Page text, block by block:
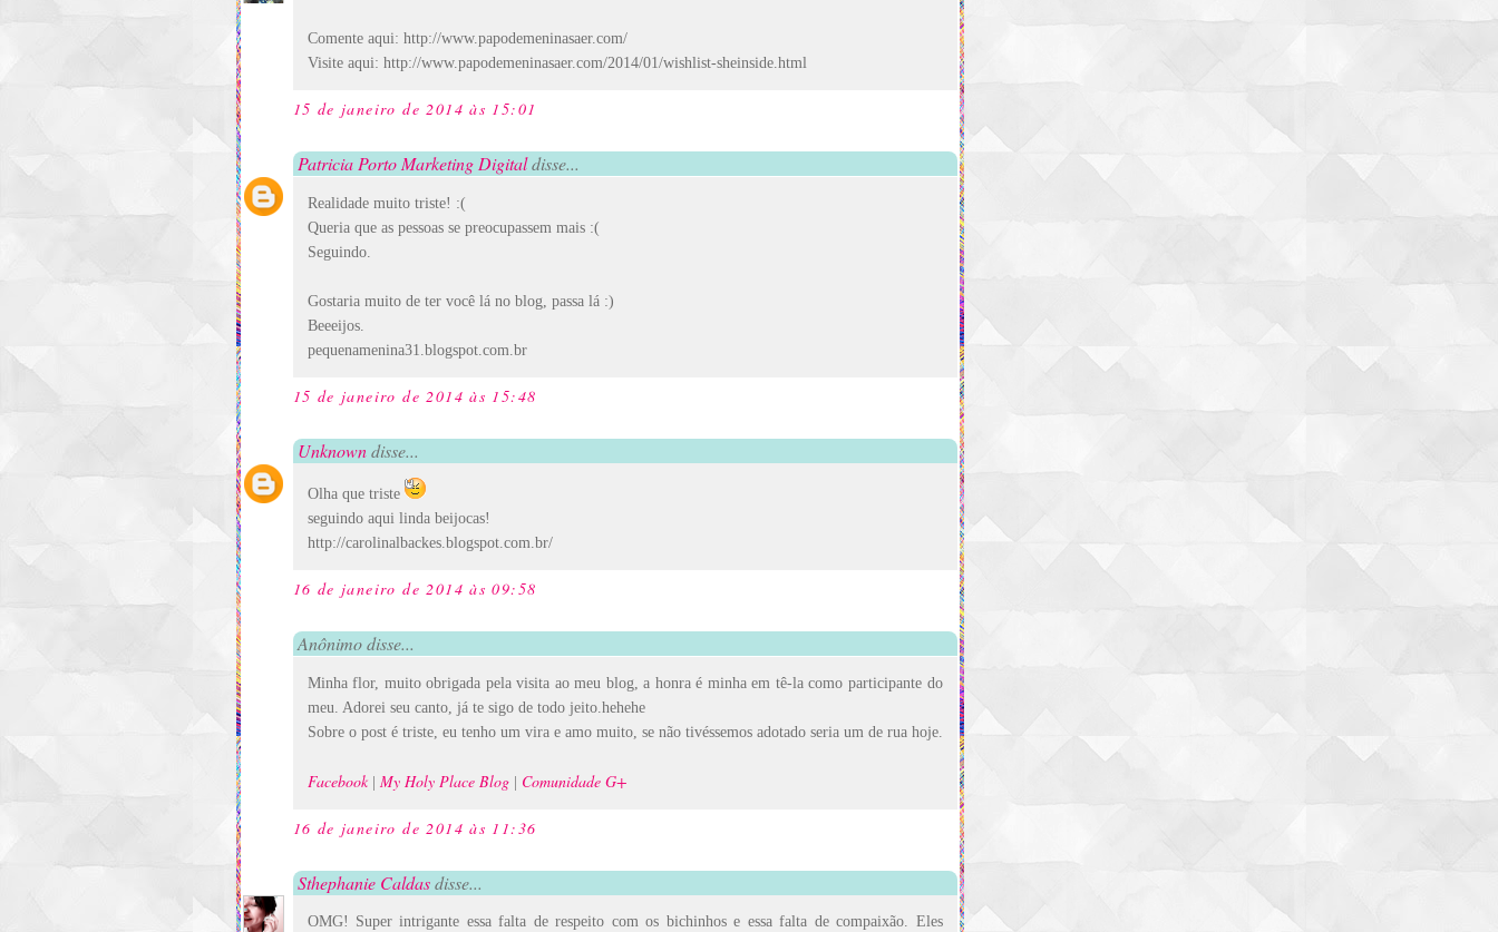
Comente aqui: http://www.papodemeninasaer.com/
Visite aqui: http://www.papodemeninasaer.com/2014/01/wishlist-sheinside.html
15 de janeiro de 2014 às 15:01
Patricia Porto Marketing Digitaldisse...
Realidade muito triste! :(
Queria que as pessoas se preocupassem mais :(
Seguindo.
Gostaria muito de ter você lá no blog, passa lá :)
Beeeijos.
pequenamenina31.blogspot.com.br
15 de janeiro de 2014 às 15:48
Unknowndisse...
Olha que triste
seguindo aqui linda beijocas!
http://carolinalbackes.blogspot.com.br/
16 de janeiro de 2014 às 09:58
Anônimo disse...
Minha flor, muito obrigada pela visita ao meu blog, a honra é minha em tê-la como participante do
meu. Adorei seu canto, já te sigo de todo jeito.hehehe
Sobre o post é triste, eu tenho um vira e amo muito, se não tivéssemos adotado seria um de rua hoje.
Facebook| My Holy Place Blog| Comunidade G+
16 de janeiro de 2014 às 11:36
Sthephanie Caldasdisse...
OMG! Super intrigante essa falta de respeito com os bichinhos e essa falta de compaixão. Eles